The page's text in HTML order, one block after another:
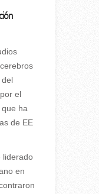
el
ha
de EE
liderado
en